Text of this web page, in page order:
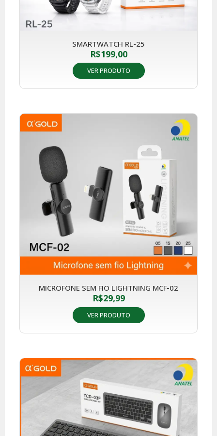
SMARTWATCH RL-25
R$199,00
VER PRODUTO
MICROFONE SEM FIO LIGHTNING MCF-02
R$29,99
VER PRODUTO